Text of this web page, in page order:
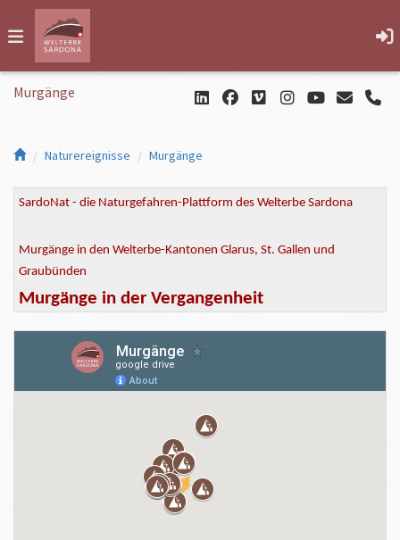
Murgänge
Naturereignisse Murgänge
SardoNat - die Naturgefahren-Plattform des Welterbe Sardona
Murgänge in den Welterbe-Kantonen Glarus, St. Gallen und
Graubünden
Murgänge in der Vergangenheit